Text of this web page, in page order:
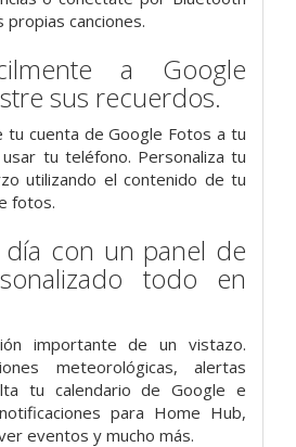
canciones.
a Google
sus recuerdos.
tu cuenta de Google Fotos a tu
tu teléfono. Personaliza tu
utilizando el contenido de tu
fotos.
día con un panel de
todo en
importante de un vistazo.
meteorológicas, alertas
tu calendario de Google e
para Home Hub,
eventos y mucho más.